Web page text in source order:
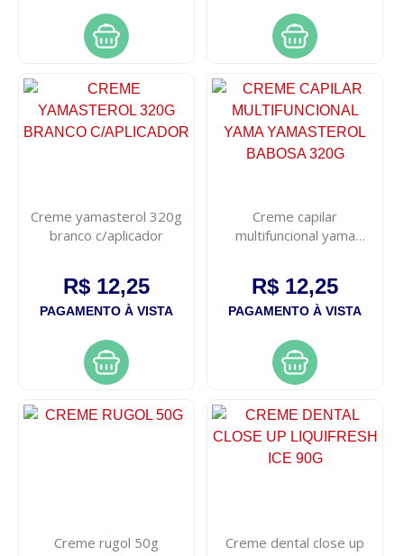
Creme yamasterol 320g
branco c/aplicador
R$ 12,25
PAGAMENTO À VISTA
Creme capilar
multifuncional yama
R$ 12,25
PAGAMENTO À VISTA
Creme rugol 50g
Creme dental close up